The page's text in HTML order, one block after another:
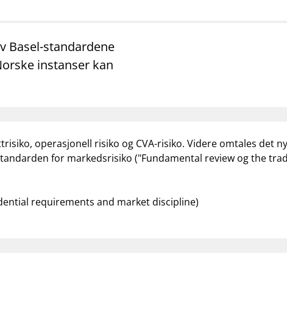
Basel-standardene
instanser kan
operasjonell risiko og CVA-risiko. Videre omtales det
for markedsrisiko ("Fundamental review og the
requirements and market discipline)